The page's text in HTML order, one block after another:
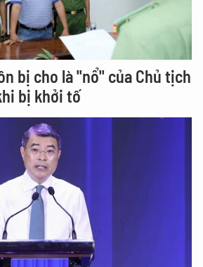
bị cho là "nổ" của Chủ tịch
bị khởi tố